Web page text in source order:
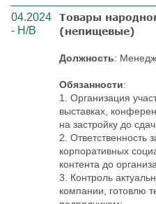
04.2024
- Н/В
Товары
(непищевые)
Должность:
Обязанности:
1. Организация
выставках,
на застройку до
2. Ответственность
корпоративных
контента до
3. Контроль
компании, готовлю